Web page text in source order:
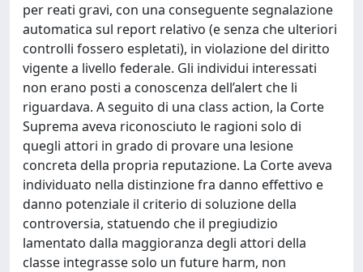
per reati gravi, con una conseguente segnalazione
automatica sul report relativo (e senza che ulteriori
controlli fossero espletati), in violazione del diritto
vigente a livello federale. Gli individui interessati
non erano posti a conoscenza dell’alert che li
riguardava. A seguito di una class action, la Corte
Suprema aveva riconosciuto le ragioni solo di
quegli attori in grado di provare una lesione
concreta della propria reputazione. La Corte aveva
individuato nella distinzione fra danno effettivo e
danno potenziale il criterio di soluzione della
controversia, statuendo che il pregiudizio
lamentato dalla maggioranza degli attori della
classe integrasse solo un future harm, non